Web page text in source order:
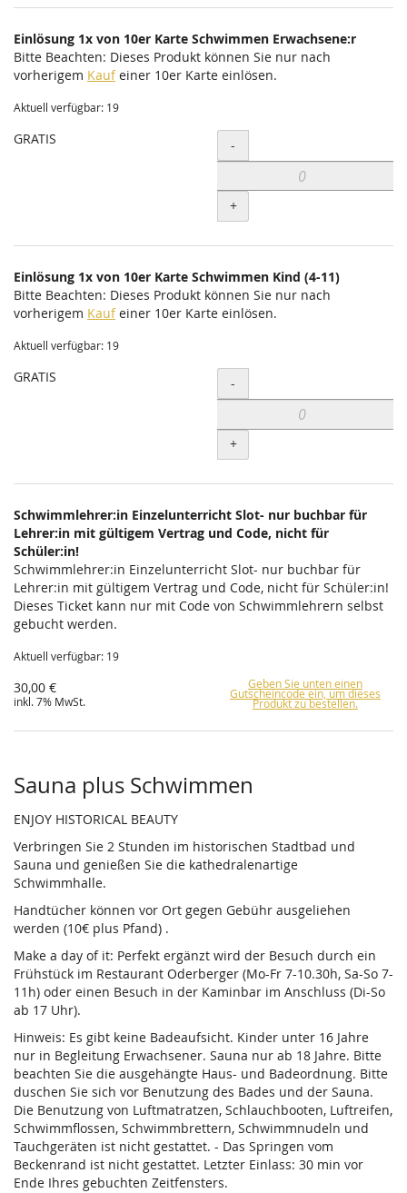
Einlösung 1x von 10er Karte Schwimmen Erwachsene:r
Bitte Beachten: Dieses Produkt können Sie nur nach
vorherigem Kaufeiner 10er Karte einlösen.
Aktuell verfügbar: 19
GRATIS Menge
-
+
Einlösung 1x von 10er Karte Schwimmen Kind (4-11)
Bitte Beachten: Dieses Produkt können Sie nur nach
vorherigem Kaufeiner 10er Karte einlösen.
Aktuell verfügbar: 19
GRATIS Menge
-
+
Schwimmlehrer:in Einzelunterricht Slot- nur buchbar für
Lehrer:in mit gültigem Vertrag und Code, nicht für
Schüler:in!
Schwimmlehrer:in Einzelunterricht Slot- nur buchbar für
Lehrer:in mit gültigem Vertrag und Code, nicht für Schüler:in!
Dieses Ticket kann nur mit Code von Schwimmlehrern selbst
gebucht werden.
Aktuell verfügbar: 19
30,00 €
inkl. 7% MwSt.
Geben Sie unten einen
Gutscheincode ein, um dieses
Produkt zu bestellen.
Sauna plus Schwimmen
ENJOY HISTORICAL BEAUTY
Verbringen Sie 2 Stunden im historischen Stadtbad und
Sauna und genießen Sie die kathedralenartige
Schwimmhalle.
Handtücher können vor Ort gegen Gebühr ausgeliehen
werden (10€ plus Pfand) .
Make a day of it: Perfekt ergänzt wird der Besuch durch ein
Frühstück im Restaurant Oderberger (Mo-Fr 7-10.30h, Sa-So 7-
11h) oder einen Besuch in der Kaminbar im Anschluss (Di-So
ab 17 Uhr).
Hinweis: Es gibt keine Badeaufsicht. Kinder unter 16 Jahre
nur in Begleitung Erwachsener. Sauna nur ab 18 Jahre. Bitte
beachten Sie die ausgehängte Haus- und Badeordnung. Bitte
duschen Sie sich vor Benutzung des Bades und der Sauna.
Die Benutzung von Luftmatratzen, Schlauchbooten, Luftreifen,
Schwimmflossen, Schwimmbrettern, Schwimmnudeln und
Tauchgeräten ist nicht gestattet. - Das Springen vom
Beckenrand ist nicht gestattet. Letzter Einlass: 30 min vor
Ende Ihres gebuchten Zeitfensters.